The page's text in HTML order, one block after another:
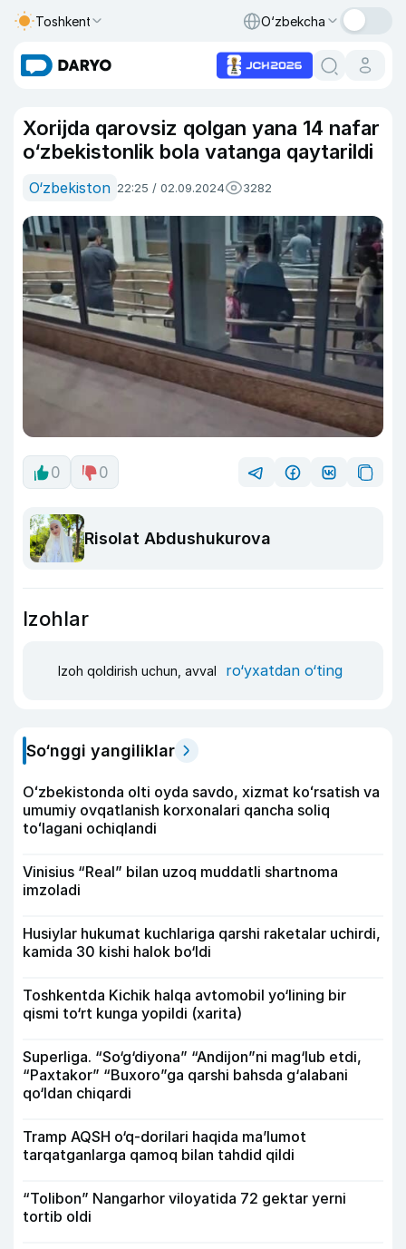
Toshkent O‘zbekcha
Xorijda qarovsiz qolgan yana 14 nafar
o‘zbekistonlik bola vatanga qaytarildi
O‘zbekiston 22:25 / 02.09.2024 3282
0 0
Risolat Abdushukurova
Izohlar
Izoh qoldirish uchun, avval ro‘yxatdan o‘ting
So‘nggi yangiliklar
Oʻzbekistonda olti oyda savdo, xizmat koʻrsatish va
umumiy ovqatlanish korxonalari qancha soliq
toʻlagani ochiqlandi
Vinisius “Real” bilan uzoq muddatli shartnoma
imzoladi
Husiylar hukumat kuchlariga qarshi raketalar uchirdi,
kamida 30 kishi halok bo‘ldi
Toshkentda Kichik halqa avtomobil yo‘lining bir
qismi to‘rt kunga yopildi (xarita)
Superliga. “So‘g‘diyona” “Andijon”ni mag‘lub etdi,
“Paxtakor” “Buxoro”ga qarshi bahsda g‘alabani
qo‘ldan chiqardi
Tramp AQSH o‘q-dorilari haqida ma’lumot
tarqatganlarga qamoq bilan tahdid qildi
“Tolibon” Nangarhor viloyatida 72 gektar yerni
tortib oldi